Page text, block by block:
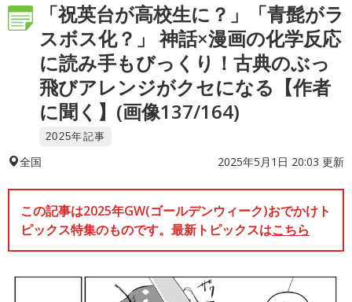
「祝英台が高校生に？」「青髭がラ
スボス化？」 神話×漫画の化学反応
に読み手もびっくり！古典のぶっ
飛びアレンジがクセになる【作者
に聞く】(画像137/164)
2025年記事
全国 2025年5月1日 20:03 更新
この記事は2025年GW(ゴールデンウィーク)おでかけト
ピックス特集のものです。最新トピックスはこちら